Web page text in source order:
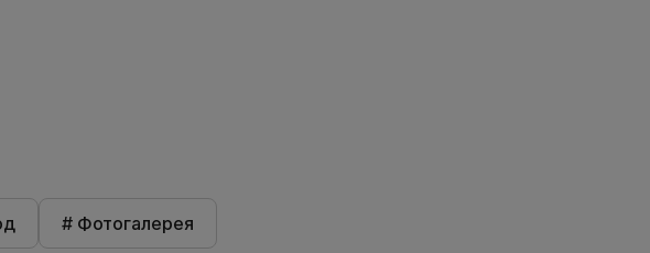
# Фотогалерея